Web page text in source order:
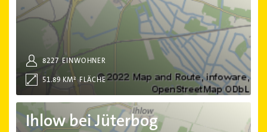
EINWOHNER
8227
FLÄCHE
51.89 KM²
Ihlow bei Jüterbog
Ihlow bei Jüterbog